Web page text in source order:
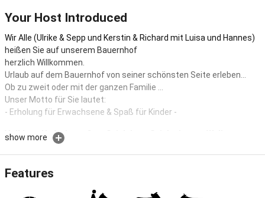
Your Host Introduced
Wir Alle (Ulrike & Sepp und Kerstin & Richard mit Luisa und Hannes)
heißen Sie auf unserem Bauernhof
herzlich Willkommen.
Urlaub auf dem Bauernhof von seiner schönsten Seite erleben...
Ob zu zweit oder mit der ganzen Familie ...
Unser Motto für Sie lautet:
- Erholung für Erwachsene & Spaß für Kinder -
Voll.bew. Hof mit großem Spielplatz, Spielscheune, Wellness
Entdecken, spielen, erleben - einfach Spaß haben - das ist das
Motto auf unserem Kinderbauernhof mit Wellnessangebot.
Ferienhaus mit Allergikerwohnungen Lernen Sie unseren aktiv
bewirtschafteten Bauernhof mit vielen Tieren kennen.
show more
Features